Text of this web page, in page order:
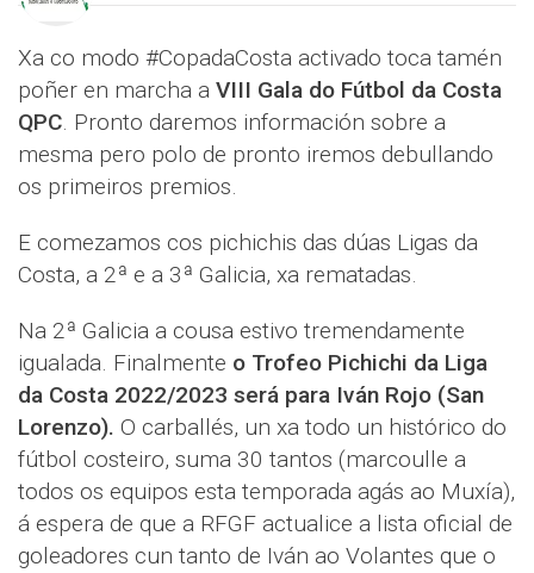
Xa co modo #CopadaCosta activado toca tamén
poñer en marcha a VIII Gala do Fútbol da Costa
QPC. Pronto daremos información sobre a
mesma pero polo de pronto iremos debullando
os primeiros premios.
E comezamos cos pichichis das dúas Ligas da
Costa, a 2ª e a 3ª Galicia, xa rematadas.
Na 2ª Galicia a cousa estivo tremendamente
igualada. Finalmente o Trofeo Pichichi da Liga
da Costa 2022/2023 será para Iván Rojo (San
Lorenzo). O carballés, un xa todo un histórico do
fútbol costeiro, suma 30 tantos (marcoulle a
todos os equipos esta temporada agás ao Muxía),
á espera de que a RFGF actualice a lista oficial de
goleadores cun tanto de Iván ao Volantes que o